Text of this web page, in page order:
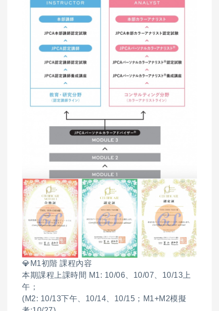
💎M1初階 課程內容
本期課程上課時間 M1: 10/06、10/07、10/13上
午；
(M2: 10/13下午、10/14、10/15；M1+M2模擬